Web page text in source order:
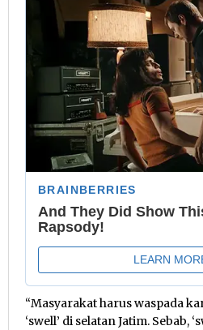
“Masyarakat harus waspada
‘swell’ di selatan Jatim. Sebab,